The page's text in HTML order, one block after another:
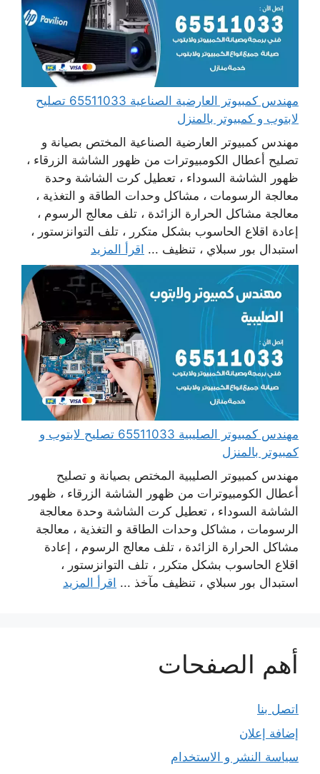
مهندس كمبيوتر العارضية الصناعية 65511033 تصليح
لابتوب و كمبيوتر بالمنزل
مهندس كمبيوتر العارضية الصناعية المختص بصيانة و
تصليح أعطال الكومبيوترات من ظهور الشاشة الزرقاء ،
ظهور الشاشة السوداء ، تعطيل كرت الشاشة وحدة
معالجة الرسومات ، مشاكل وحدات الطاقة و التغذية ،
معالجة مشاكل الحرارة الزائدة ، تلف معالج الرسوم ،
إعادة اقلاع الحاسوب بشكل متكرر ، تلف التوانزستور ،
استبدال بور سبلاي ، تنظيف ... اقرأ المزيد
مهندس كمبيوتر الصليبية 65511033 تصليح لابتوب و
كمبيوتر بالمنزل
مهندس كمبيوتر الصليبية المختص بصيانة و تصليح
أعطال الكومبيوترات من ظهور الشاشة الزرقاء ، ظهور
الشاشة السوداء ، تعطيل كرت الشاشة وحدة معالجة
الرسومات ، مشاكل وحدات الطاقة و التغذية ، معالجة
مشاكل الحرارة الزائدة ، تلف معالج الرسوم ، إعادة
اقلاع الحاسوب بشكل متكرر ، تلف التوانزستور ،
استبدال بور سبلاي ، تنظيف مآخذ ... اقرأ المزيد
أهم الصفحات
اتصل بنا
إضافة إعلان
سياسة النشر و الاستخدام